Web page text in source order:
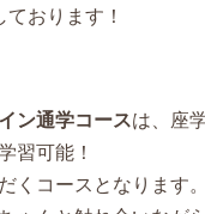
おります！
ン通学コースは、座
習可能！
くコースとなります。